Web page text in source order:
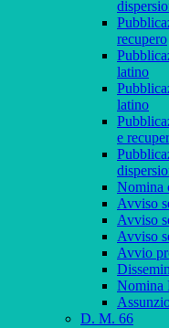
recupero
latino
latino
e
Nomina
Avviso
Avviso
Avviso
Avvio
Nomina
D. M. 66